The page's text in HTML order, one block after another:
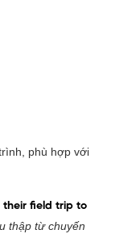
phù hợp với
their field trip to
thập từ chuyến